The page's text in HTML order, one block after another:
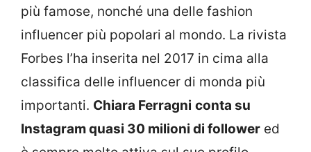
più famose, nonché una delle fashion
influencer più popolari al mondo. La rivista
Forbes l’ha inserita nel 2017 in cima alla
classifica delle influencer di monda più
importanti. Chiara Ferragni conta su
Instagram quasi 30 milioni di follower ed